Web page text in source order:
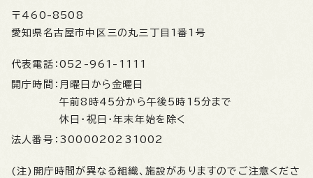
〒460-8508
愛知県名古屋市中区三の丸三丁目1番1号
代表電話： 052-961-1111
開庁時間： 月曜日から金曜日
午前8時45分から午後5時15分まで
休日・祝日・年末年始を除く
法人番号： 3000020231002
(注)開庁時間が異なる組織、施設がありますのでご注意くださ